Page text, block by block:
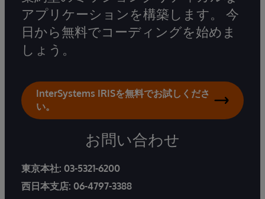
アプリケーションを構築します。 今
日から無料でコーディングを始めま
しょう。
InterSystems IRISを無料でお試しくださ
い。
お問い合わせ
東京本社: 03-5321-6200
西日本支店: 06-4797-3388